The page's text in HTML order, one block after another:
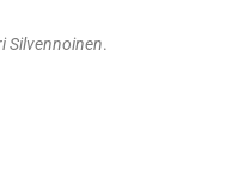
Silvennoinen.